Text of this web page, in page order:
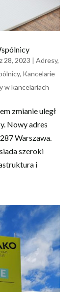
28, 2023 | Adresy,
, Kancelarie
w kancelariach
zmianie uległ
Nowy adres
Warszawa.
szeroki
i